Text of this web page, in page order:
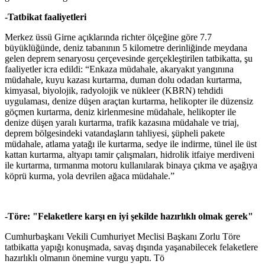
-Tatbikat faaliyetleri
Merkez üssü Girne açıklarında richter ölçeğine göre 7.7
büyüklüğünde, deniz tabanının 5 kilometre derinliğinde meydana
gelen deprem senaryosu çerçevesinde gerçekleştirilen tatbikatta, şu
faaliyetler icra edildi: “Enkaza müdahale, akaryakıt yangınına
müdahale, kuyu kazası kurtarma, duman dolu odadan kurtarma,
kimyasal, biyolojik, radyolojik ve nükleer (KBRN) tehdidi
uygulaması, denize düşen araçtan kurtarma, helikopter ile düzensiz
göçmen kurtarma, deniz kirlenmesine müdahale, helikopter ile
denize düşen yaralı kurtarma, trafik kazasına müdahale ve triaj,
deprem bölgesindeki vatandaşların tahliyesi, şüpheli pakete
müdahale, atlama yatağı ile kurtarma, sedye ile indirme, tünel ile üst
kattan kurtarma, altyapı tamir çalışmaları, hidrolik itfaiye merdiveni
ile kurtarma, tırmanma motoru kullanılarak binaya çıkma ve aşağıya
köprü kurma, yola devrilen ağaca müdahale.”
-Töre: "Felaketlere karşı en iyi şekilde hazırlıklı olmak gerek"
Cumhurbaşkanı Vekili Cumhuriyet Meclisi Başkanı Zorlu Töre
tatbikatta yapığı konuşmada, savaş dışında yaşanabilecek felaketlere
hazırlıklı olmanın önemine vurgu yaptı. Tö